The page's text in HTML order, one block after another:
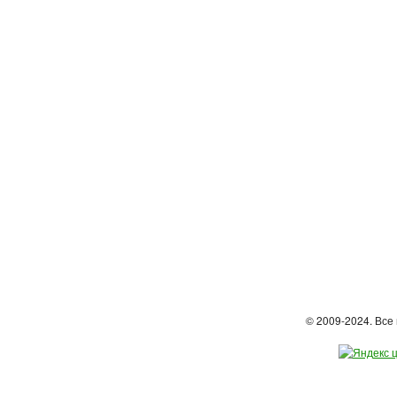
© 2009-2024.